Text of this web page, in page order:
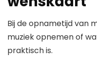
Bij de opnametijd van
muziek opnemen of
praktisch is.